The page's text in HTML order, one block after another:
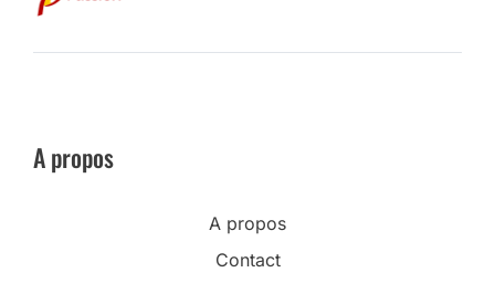
A propos
A propos
Contact